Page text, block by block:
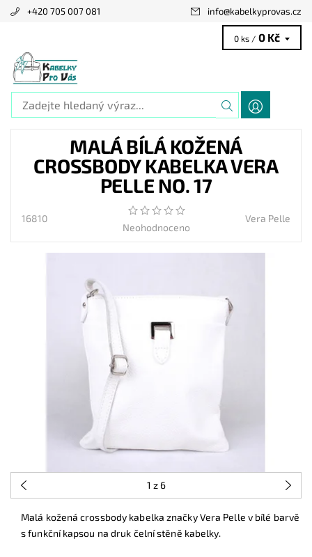
+420 705 007 081 info@kabelkyprovas.cz
0 ks / 0 Kč
MALÁ BÍLÁ KOŽENÁ
CROSSBODY KABELKA VERA
PELLE NO. 17
16810
Neohodnoceno
Vera Pelle
1 z 6
Malá kožená crossbody kabelka značky Vera Pelle v bílé barvě
s funkční kapsou na druk čelní stěně kabelky.